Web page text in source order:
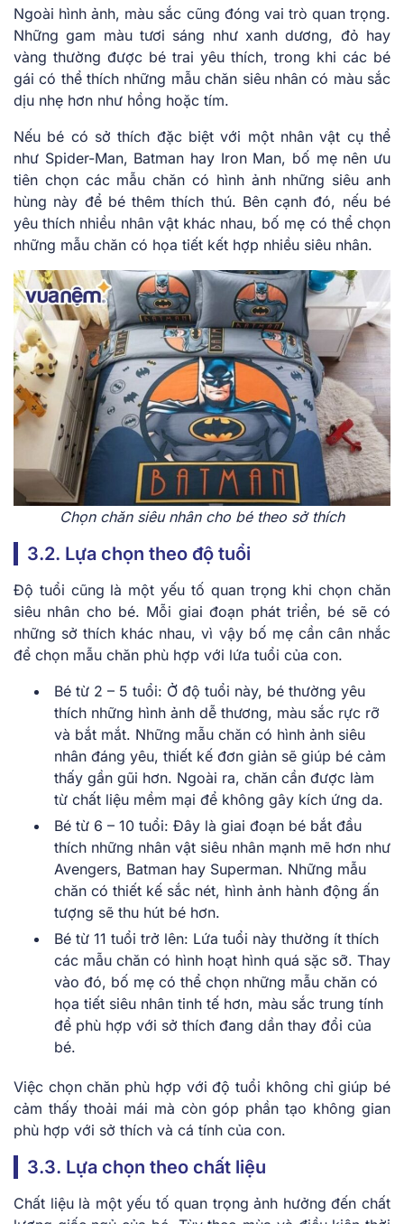
Ngoài hình ảnh, màu sắc cũng đóng vai trò quan trọng.
Những gam màu tươi sáng như xanh dương, đỏ hay
vàng thường được bé trai yêu thích, trong khi các bé
gái có thể thích những mẫu chăn siêu nhân có màu sắc
dịu nhẹ hơn như hồng hoặc tím.
Nếu bé có sở thích đặc biệt với một nhân vật cụ thể
như Spider-Man, Batman hay Iron Man, bố mẹ nên ưu
tiên chọn các mẫu chăn có hình ảnh những siêu anh
hùng này để bé thêm thích thú. Bên cạnh đó, nếu bé
yêu thích nhiều nhân vật khác nhau, bố mẹ có thể chọn
những mẫu chăn có họa tiết kết hợp nhiều siêu nhân.
Chọn chăn siêu nhân cho bé theo sở thích
3.2. Lựa chọn theo độ tuổi
Độ tuổi cũng là một yếu tố quan trọng khi chọn chăn
siêu nhân cho bé. Mỗi giai đoạn phát triển, bé sẽ có
những sở thích khác nhau, vì vậy bố mẹ cần cân nhắc
để chọn mẫu chăn phù hợp với lứa tuổi của con.
Bé từ 2 – 5 tuổi: Ở độ tuổi này, bé thường yêu
thích những hình ảnh dễ thương, màu sắc rực rỡ
và bắt mắt. Những mẫu chăn có hình ảnh siêu
nhân đáng yêu, thiết kế đơn giản sẽ giúp bé cảm
thấy gần gũi hơn. Ngoài ra, chăn cần được làm
từ chất liệu mềm mại để không gây kích ứng da.
Bé từ 6 – 10 tuổi: Đây là giai đoạn bé bắt đầu
thích những nhân vật siêu nhân mạnh mẽ hơn như
Avengers, Batman hay Superman. Những mẫu
chăn có thiết kế sắc nét, hình ảnh hành động ấn
tượng sẽ thu hút bé hơn.
Bé từ 11 tuổi trở lên: Lứa tuổi này thường ít thích
các mẫu chăn có hình hoạt hình quá sặc sỡ. Thay
vào đó, bố mẹ có thể chọn những mẫu chăn có
họa tiết siêu nhân tinh tế hơn, màu sắc trung tính
để phù hợp với sở thích đang dần thay đổi của
bé.
Việc chọn chăn phù hợp với độ tuổi không chỉ giúp bé
cảm thấy thoải mái mà còn góp phần tạo không gian
phù hợp với sở thích và cá tính của con.
3.3. Lựa chọn theo chất liệu
Chất liệu là một yếu tố quan trọng ảnh hưởng đến chất